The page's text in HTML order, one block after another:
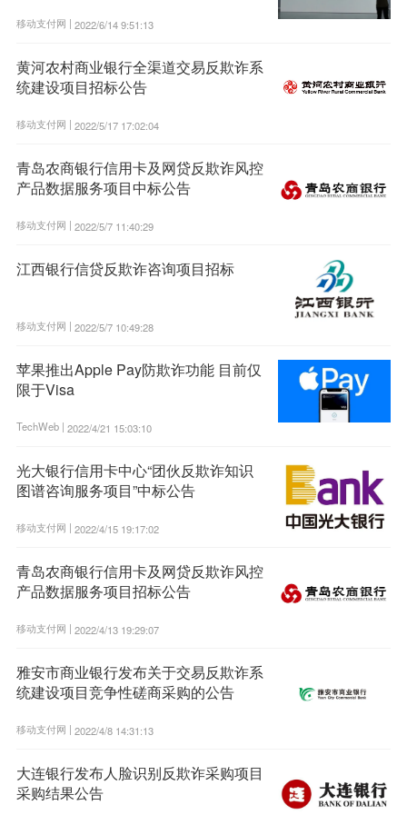
移动支付网 | 2022/6/14 9:51:13
黄河农村商业银行全渠道交易反欺诈系
统建设项目招标公告
移动支付网 | 2022/5/17 17:02:04
青岛农商银行信用卡及网贷反欺诈风控
产品数据服务项目中标公告
移动支付网 | 2022/5/7 11:40:29
江西银行信贷反欺诈咨询项目招标
移动支付网 | 2022/5/7 10:49:28
苹果推出Apple Pay防欺诈功能 目前仅
限于Visa
TechWeb | 2022/4/21 15:03:10
光大银行信用卡中心“团伙反欺诈知识
图谱咨询服务项目”中标公告
移动支付网 | 2022/4/15 19:17:02
青岛农商银行信用卡及网贷反欺诈风控
产品数据服务项目招标公告
移动支付网 | 2022/4/13 19:29:07
雅安市商业银行发布关于交易反欺诈系
统建设项目竞争性磋商采购的公告
移动支付网 | 2022/4/8 14:31:13
大连银行发布人脸识别反欺诈采购项目
采购结果公告